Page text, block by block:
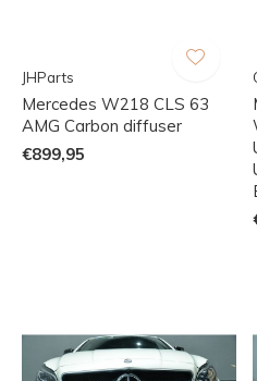
JHParts
Mercedes W218 CLS 63
AMG Carbon diffuser
€899,95